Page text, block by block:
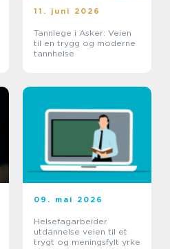
11. juni 2026
Tannlege i Asker: Veien
til en trygg og moderne
tannhelse
09. mai 2026
Helsefagarbeider
utdannelse veien til et
trygt og meningsfylt yrke